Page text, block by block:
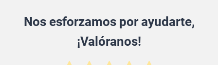
Nos esforzamos por ayudarte,
¡Valóranos!